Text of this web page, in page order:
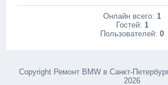
Онлайн всего: 1
Гостей: 1
Пользователей: 0
Copyright Ремонт BMW в Санкт-
2026